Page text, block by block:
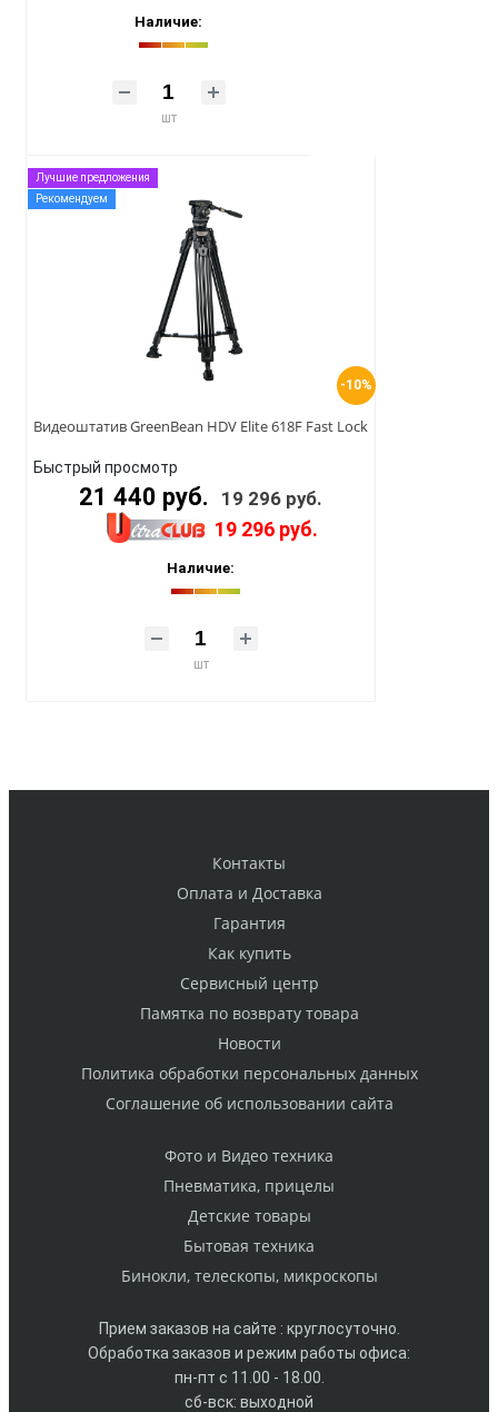
Наличие:
шт
-10%
Лучшие предложения
Рекомендуем
Видеоштатив GreenBean HDV Elite 618F Fast Lock
Быстрый просмотр
21 440 руб. 19 296 руб.
19 296 руб.
Наличие:
шт
Контакты
Оплата и Доставка
Гарантия
Как купить
Cервисный центр
Памятка по возврату товара
Новости
Политика обработки персональных данных
Cоглашение об использовании сайта
Фото и Видео техника
Пневматика, прицелы
Детские товары
Бытовая техника
Бинокли, телескопы, микроскопы
Прием заказов на сайте : круглосуточно.
Обработка заказов и режим работы офиса:
пн-пт с 11.00 - 18.00.
сб-вск: выходной